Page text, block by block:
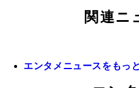
関連ニ
エンタメニュースをもっ